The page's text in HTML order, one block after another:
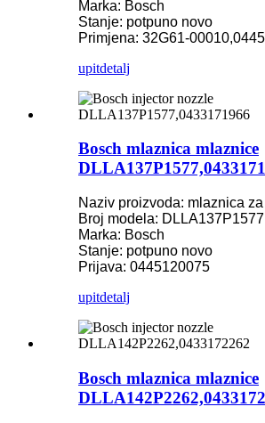
Marka: Bosch
Stanje: potpuno novo
Primjena: 32G61-
upitdetalj
Bosch mlaznica mlaznice
Naziv proizvoda: mlaznica
Broj modela:
Marka: Bosch
Stanje: potpuno novo
Prijava: 0445120075
upitdetalj
Bosch mlaznica mlaznice